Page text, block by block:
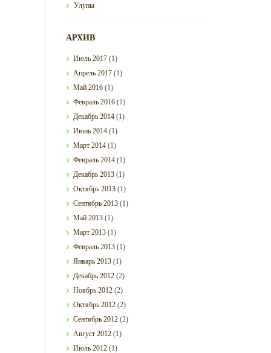
Улуны
АРХИВ
Июль2017 (1)
Апрель2017 (1)
Май2016 (1)
Февраль2016 (1)
Декабрь2014 (1)
Июнь2014 (1)
Март2014 (1)
Февраль2014 (1)
Декабрь2013 (1)
Октябрь2013 (1)
Сентябрь2013 (1)
Май2013 (1)
Март2013 (1)
Февраль2013 (1)
Январь2013 (1)
Декабрь2012 (2)
Ноябрь2012 (2)
Октябрь2012 (2)
Сентябрь2012 (2)
Август2012 (1)
Июль2012 (1)